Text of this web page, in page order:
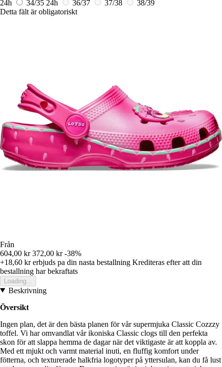
24h
34/35 24h 36/37 37/38
38/39
Detta fält är obligatoriskt
Från
604,00 kr 372,00 kr -38%
+18,60 krerbjuds pa din nasta bestallning Krediteras efter att din
bestallning har bekraftats
Loading...
Beskrivning
Översikt
Ingen plan, det är den bästa planen för vår supermjuka Classic Cozzzy
toffel. Vi har omvandlat vår ikoniska Classic clogs till den perfekta
skon för att slappa hemma de dagar när det viktigaste är att koppla av.
Med ett mjukt och varmt material inuti, en fluffig komfort under
fötterna, och texturerade halkfria logotyper på yttersulan, kan du få lust